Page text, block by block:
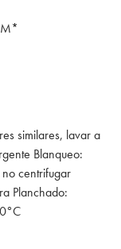
similares, lavar a
Blanqueo:
centrifugar
Planchado: